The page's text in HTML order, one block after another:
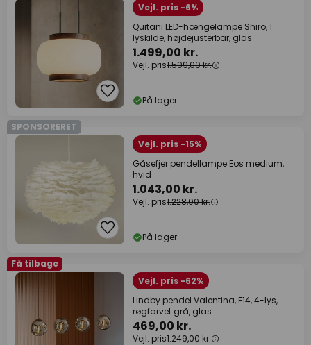
Vejl. pris -6%
Quitani LED-hængelampe Shiro, 1
lyskilde, højdejusterbar, glas
1.499,00 kr.
Vejl. pris1.599,00 kr.
På lager
SPONSORERET
Vejl. pris -15%
Gåsefjer pendellampe Eos medium,
hvid
1.043,00 kr.
Vejl. pris1.228,00 kr.
På lager
Få tilbage
Vejl. pris -62%
Lindby pendel Valentina, E14, 4-lys,
røgfarvet grå, glas
469,00 kr.
Vejl. pris1.249,00 kr.